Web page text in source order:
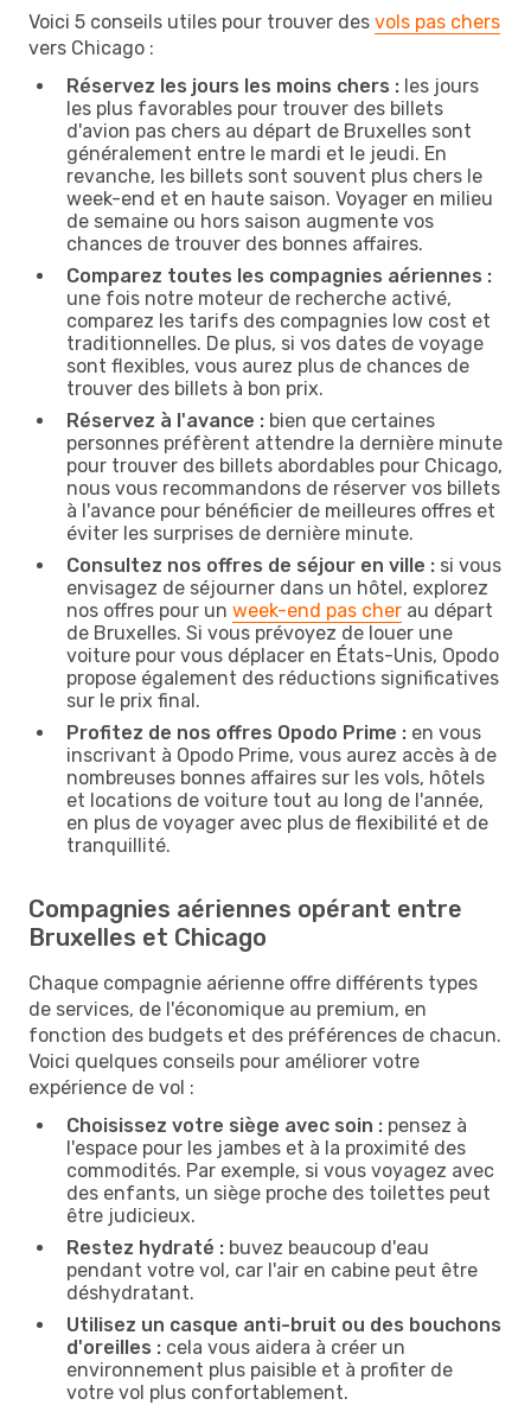
Voici 5 conseils utiles pour trouver des vols pas chers
vers Chicago :
Réservez les jours les moins chers : les jours
les plus favorables pour trouver des billets
d'avion pas chers au départ de Bruxelles sont
généralement entre le mardi et le jeudi. En
revanche, les billets sont souvent plus chers le
week-end et en haute saison. Voyager en milieu
de semaine ou hors saison augmente vos
chances de trouver des bonnes affaires.
Comparez toutes les compagnies aériennes :
une fois notre moteur de recherche activé,
comparez les tarifs des compagnies low cost et
traditionnelles. De plus, si vos dates de voyage
sont flexibles, vous aurez plus de chances de
trouver des billets à bon prix.
Réservez à l'avance : bien que certaines
personnes préfèrent attendre la dernière minute
pour trouver des billets abordables pour Chicago,
nous vous recommandons de réserver vos billets
à l'avance pour bénéficier de meilleures offres et
éviter les surprises de dernière minute.
Consultez nos offres de séjour en ville : si vous
envisagez de séjourner dans un hôtel, explorez
nos offres pour un week-end pas cher au départ
de Bruxelles. Si vous prévoyez de louer une
voiture pour vous déplacer en États-Unis, Opodo
propose également des réductions significatives
sur le prix final.
Profitez de nos offres Opodo Prime : en vous
inscrivant à Opodo Prime, vous aurez accès à de
nombreuses bonnes affaires sur les vols, hôtels
et locations de voiture tout au long de l'année,
en plus de voyager avec plus de flexibilité et de
tranquillité.
Compagnies aériennes opérant entre
Bruxelles et Chicago
Chaque compagnie aérienne offre différents types
de services, de l'économique au premium, en
fonction des budgets et des préférences de chacun.
Voici quelques conseils pour améliorer votre
expérience de vol :
Choisissez votre siège avec soin : pensez à
l'espace pour les jambes et à la proximité des
commodités. Par exemple, si vous voyagez avec
des enfants, un siège proche des toilettes peut
être judicieux.
Restez hydraté : buvez beaucoup d'eau
pendant votre vol, car l'air en cabine peut être
déshydratant.
Utilisez un casque anti-bruit ou des bouchons
d'oreilles : cela vous aidera à créer un
environnement plus paisible et à profiter de
votre vol plus confortablement.